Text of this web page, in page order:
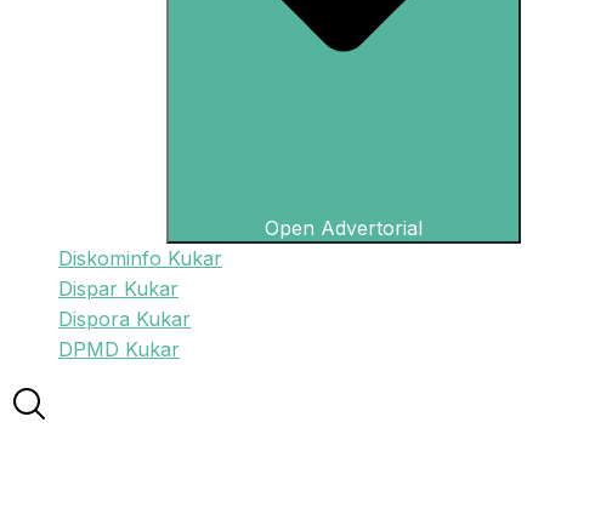
Open Advertorial
Diskominfo Kukar
Dispar Kukar
Dispora Kukar
DPMD Kukar